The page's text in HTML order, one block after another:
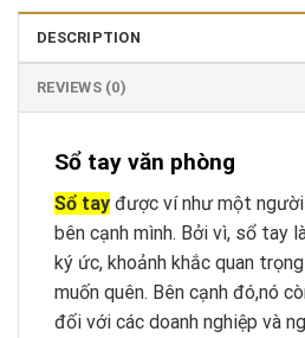
DESCRIPTION
REVIEWS (0)
Sổ tay văn phòng
Sổ tay được ví như một
bên cạnh mình. Bởi vì, sổ tay
ký ức, khoảnh khắc quan
muốn quên. Bên cạnh đó,nó
đối với các doanh nghiệp và